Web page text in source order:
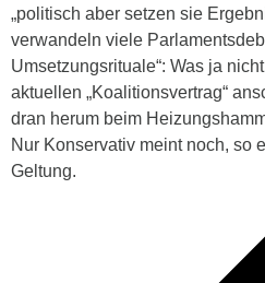
„politisch aber setzen sie
verwandeln viele
Umsetzungsrituale“: Was ja
aktuellen „Koalitionsvertrag“
dran herum beim
Nur Konservativ meint noch, so
Geltung.